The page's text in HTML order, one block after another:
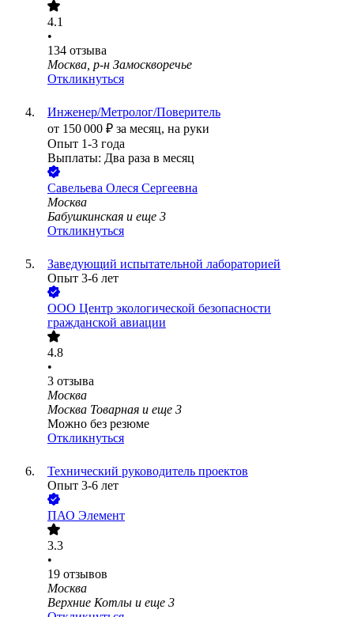
4.1
•
134 отзыва
Москва, р-н Замоскворечье
Откликнуться
Инженер/Метролог/Поверитель
от 150 000 ₽ за месяц, на руки
Опыт 1-3 года
Выплаты: Два раза в месяц
Савельева Олеся Сергеевна
Москва
Бабушкинская и еще 3
Откликнуться
Заведующий испытательной лабораторией
Опыт 3-6 лет
ООО Центр экологической безопасности
гражданской авиации
4.8
•
3 отзыва
Москва
Москва Товарная и еще 3
Можно без резюме
Откликнуться
Технический руководитель проектов
Опыт 3-6 лет
ПАО Элемент
3.3
•
19 отзывов
Москва
Верхние Котлы и еще 3